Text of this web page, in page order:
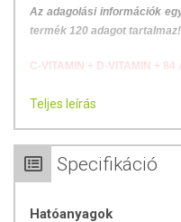
Az adagolási információk
termék 120 adagot tartalmaz!
C-VITAMIN + D-VITAMIN +
szükséges hatóanyagokat –
enzimeket és másokat –
Sokszor egyszerűen
természetes élelmiszerek
hiánybetegségek
Teljes leírás
Specifikáció
Hatóanyagok